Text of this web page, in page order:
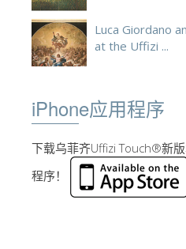
Luca Giordano
at the Uffizi ...
iPhone应用程序
下载乌菲齐Uffizi Touch®新
程序！